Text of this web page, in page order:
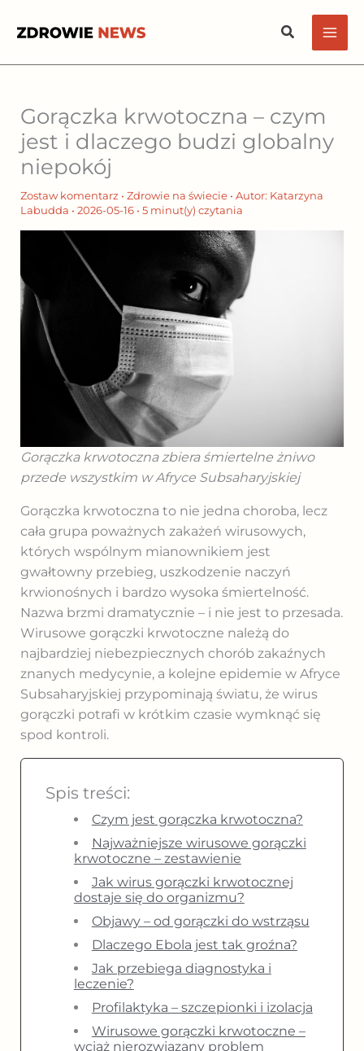
Szukaj
Gorączka krwotoczna – czym
jest i dlaczego budzi globalny
niepokój
Zostaw komentarz • Zdrowie na świecie• Autor: Katarzyna
Labudda • 2026-05-16 • 5 minut(y) czytania
Gorączka krwotoczna zbiera śmiertelne żniwo
przede wszystkim w Afryce Subsaharyjskiej
Gorączka krwotoczna to nie jedna choroba, lecz
cała grupa poważnych zakażeń wirusowych,
których wspólnym mianownikiem jest
gwałtowny przebieg, uszkodzenie naczyń
krwionośnych i bardzo wysoka śmiertelność.
Nazwa brzmi dramatycznie – i nie jest to przesada.
Wirusowe gorączki krwotoczne należą do
najbardziej niebezpiecznych chorób zakaźnych
znanych medycynie, a kolejne epidemie w Afryce
Subsaharyjskiej przypominają światu, że wirus
gorączki potrafi w krótkim czasie wymknąć się
spod kontroli.
Spis treści:
Czym jest gorączka krwotoczna?
Najważniejsze wirusowe gorączki
krwotoczne – zestawienie
Jak wirus gorączki krwotocznej
dostaje się do organizmu?
Objawy – od gorączki do wstrząsu
Dlaczego Ebola jest tak groźna?
Jak przebiega diagnostyka i
leczenie?
Profilaktyka – szczepionki i izolacja
Wirusowe gorączki krwotoczne –
wciąż nierozwiązany problem